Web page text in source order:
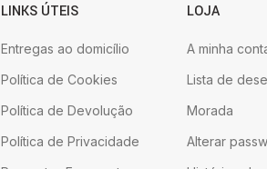
LINKS ÚTEIS
Entregas ao domicílio
Política de Cookies
Política de Devolução
Política de Privacidade
LOJA
A minha
Lista de
Morada
Alterar